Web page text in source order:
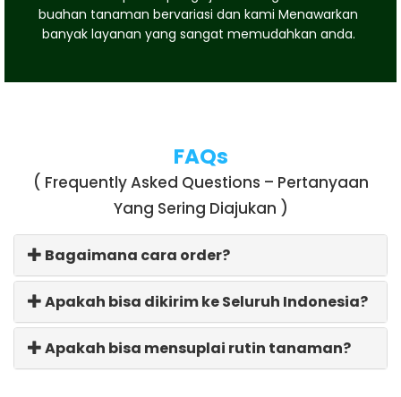
buahan tanaman bervariasi dan kami Menawarkan
banyak layanan yang sangat memudahkan anda.
FAQs
( Frequently Asked Questions – Pertanyaan
Yang Sering Diajukan )
Bagaimana cara order?
Apakah bisa dikirim ke Seluruh Indonesia?
Apakah bisa mensuplai rutin tanaman?